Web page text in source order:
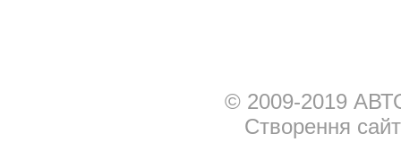
© 2009-2019
Створення